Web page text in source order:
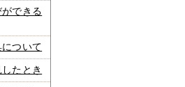
できる
ついて
たとき